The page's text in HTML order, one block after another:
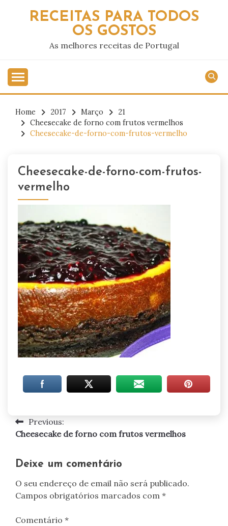
RECEITAS PARA TODOS
OS GOSTOS
As melhores receitas de Portugal
Home 2017 Março
21
Cheesecake de forno com frutos vermelhos
Cheesecake-de-forno-com-frutos-vermelho
Cheesecake-de-forno-com-frutos-
vermelho
Navegação
artigos
Previous:
Cheesecake de forno com frutos vermelhos
Deixe um comentário
O seu endereço de email não será publicado.
Campos obrigatórios marcados com *
Comentário *